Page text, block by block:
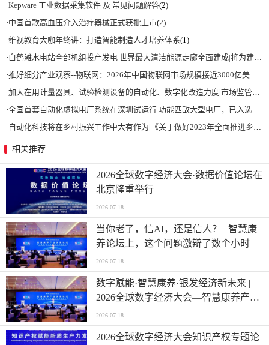
·Kepware 工业数据采集软件 及 常见问题解答(2)
·中国首款高血压介入治疗器械正式获批上市(2)
·维视教育大咖年终讲：打造智能制造人才培养体系(1)
·白鹤滩水电站全部机组投产发电 世界最大清洁能源走廊全面建成|将为建设新型能源体系、保障国家能源安全、实现“双碳”目标提供有力支撑
·推好细分产业观察--物联网：2026年中国物联网市场规模接近3000亿美元 智慧工厂、智慧城市、智慧电网等将占60%以上
·加大在用计量器具、试验检测设备的自动化、数字化改造力度|市场监管总局 工业和信息化部 关于促进企业计量能力提升的指导意见
·全国首套自动化虚拟电厂系统在深圳试运行 功能匹敌大型电厂，已入选国际典型案例
· 自动化科技将在乡村振兴工作中大有作为|《关于做好2023年全面推进乡村振兴重点工作的意见》发布
相关推荐
2026全球数字经济大会·数据价值论坛在
北京隆重举行
2026-07-18
当你老了，信AI，还是信人？ | 智慧康
养论坛上，这个问题激辩了数个小时
2026-07-18
数字赋能·智慧康养·银发经济新未来 |
2026全球数字经济大会—智慧康养产业
发展论坛在京举办
2026-07-18
2026全球数字经济大会知识产权专题论